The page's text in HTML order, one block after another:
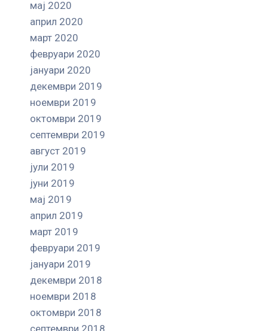
мај 2020
април 2020
март 2020
февруари 2020
јануари 2020
декември 2019
ноември 2019
октомври 2019
септември 2019
август 2019
јули 2019
јуни 2019
мај 2019
април 2019
март 2019
февруари 2019
јануари 2019
декември 2018
ноември 2018
октомври 2018
септември 2018